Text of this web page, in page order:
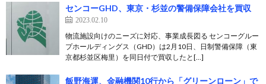
センコーGHD、東京・杉並の警備保障会社を買収
2023.02.10
物流施設向けのニーズに対応、事業成長図る センコーグルー
プホールディングス（GHD）は2月10日、日制警備保障（東
京都杉並区梅里）を同日付で買収したと[…]
飯野海運、金融機関10行から「グリーンローン」で